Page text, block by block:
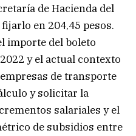
de Hacienda del
en 204,45 pesos.
importe del boleto
y el actual contexto
de transporte
y solicitar la
salariales y el
de subsidios entre